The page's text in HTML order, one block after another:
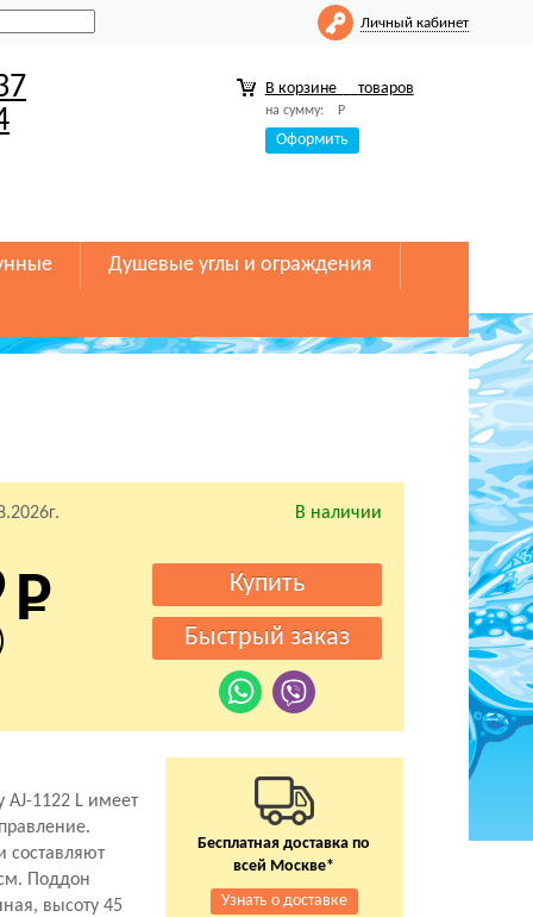
Личный кабинет
В корзине товаров
на сумму: Р
Оформить
Душевые углы и ограждения
В наличии
AJ-1122 L имеет
составляют
Поддон
высоту 45
Бесплатная доставка по
всей Москве*
Узнать о доставке